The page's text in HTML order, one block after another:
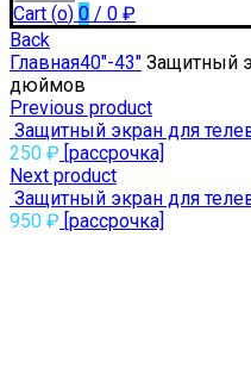
Cart (o) 0 / 0 ₽
Back
Главная40"-43" Защитный
дюймов
Previous product
Защитный экран для
250 ₽ [рассрочка]
Next product
Защитный экран для
950 ₽ [рассрочка]